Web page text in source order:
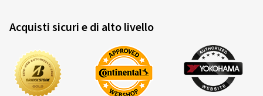
Acquisti sicuri e di alto livello